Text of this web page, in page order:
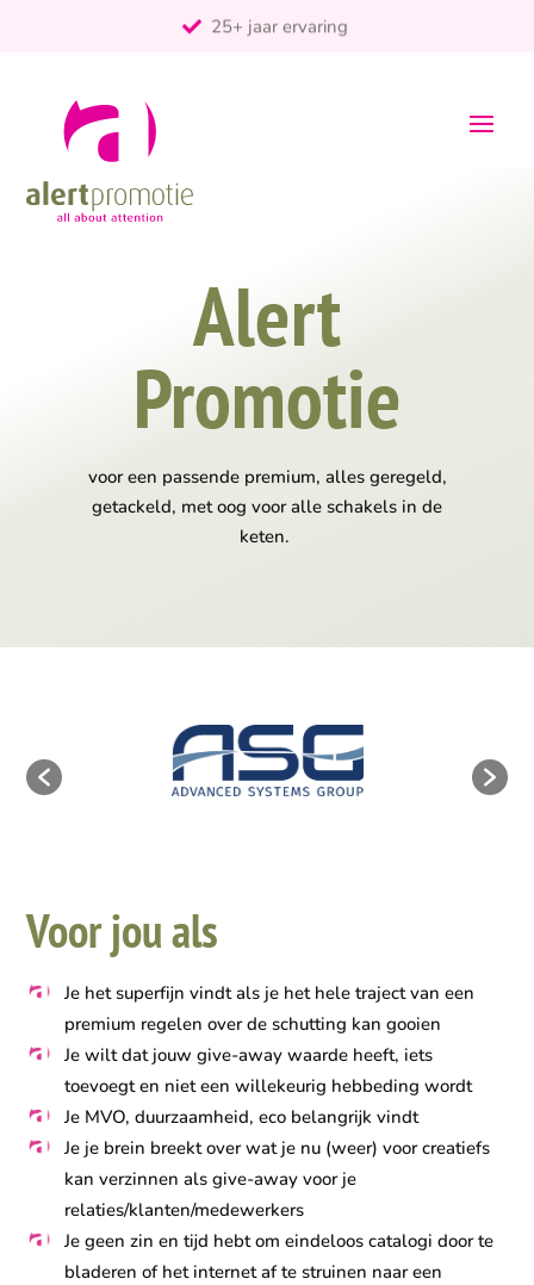
25+ jaar ervaring
Alert
Promotie
voor een passende premium, alles geregeld,
getackeld, met oog voor alle schakels in de
keten.
Voor jou als
Je het superfijn vindt als je het hele traject van een
premium regelen over de schutting kan gooien
Je wilt dat jouw give-away waarde heeft, iets
toevoegt en niet een willekeurig hebbeding wordt
Je MVO, duurzaamheid, eco belangrijk vindt
Je je brein breekt over wat je nu (weer) voor creatiefs
kan verzinnen als give-away voor je
relaties/klanten/medewerkers
Je geen zin en tijd hebt om eindeloos catalogi door te
bladeren of het internet af te struinen naar een